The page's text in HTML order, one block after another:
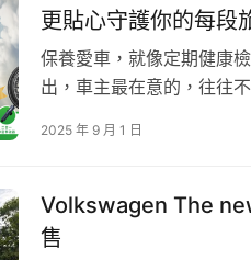
，以及13國特色
餐
促進跨文化交流的重要據點。
更貼心守護你的每段
保養愛車，就像定期健康
出，車主最在意的，往往
人與乘客的安心。正因了
作為米其林集團專為亞…
2025 年 9 月 1 日
Volkswagen The
售